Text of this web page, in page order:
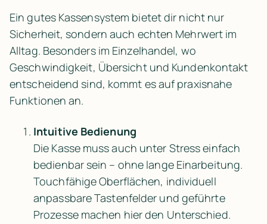
Ein gutes Kassensystem bietet dir nicht nur
Sicherheit, sondern auch echten Mehrwert im
Alltag. Besonders im Einzelhandel, wo
Geschwindigkeit, Übersicht und Kundenkontakt
entscheidend sind, kommt es auf praxisnahe
Funktionen an.
Intuitive Bedienung
Die Kasse muss auch unter Stress einfach
bedienbar sein – ohne lange Einarbeitung.
Touchfähige Oberflächen, individuell
anpassbare Tastenfelder und geführte
Prozesse machen hier den Unterschied.